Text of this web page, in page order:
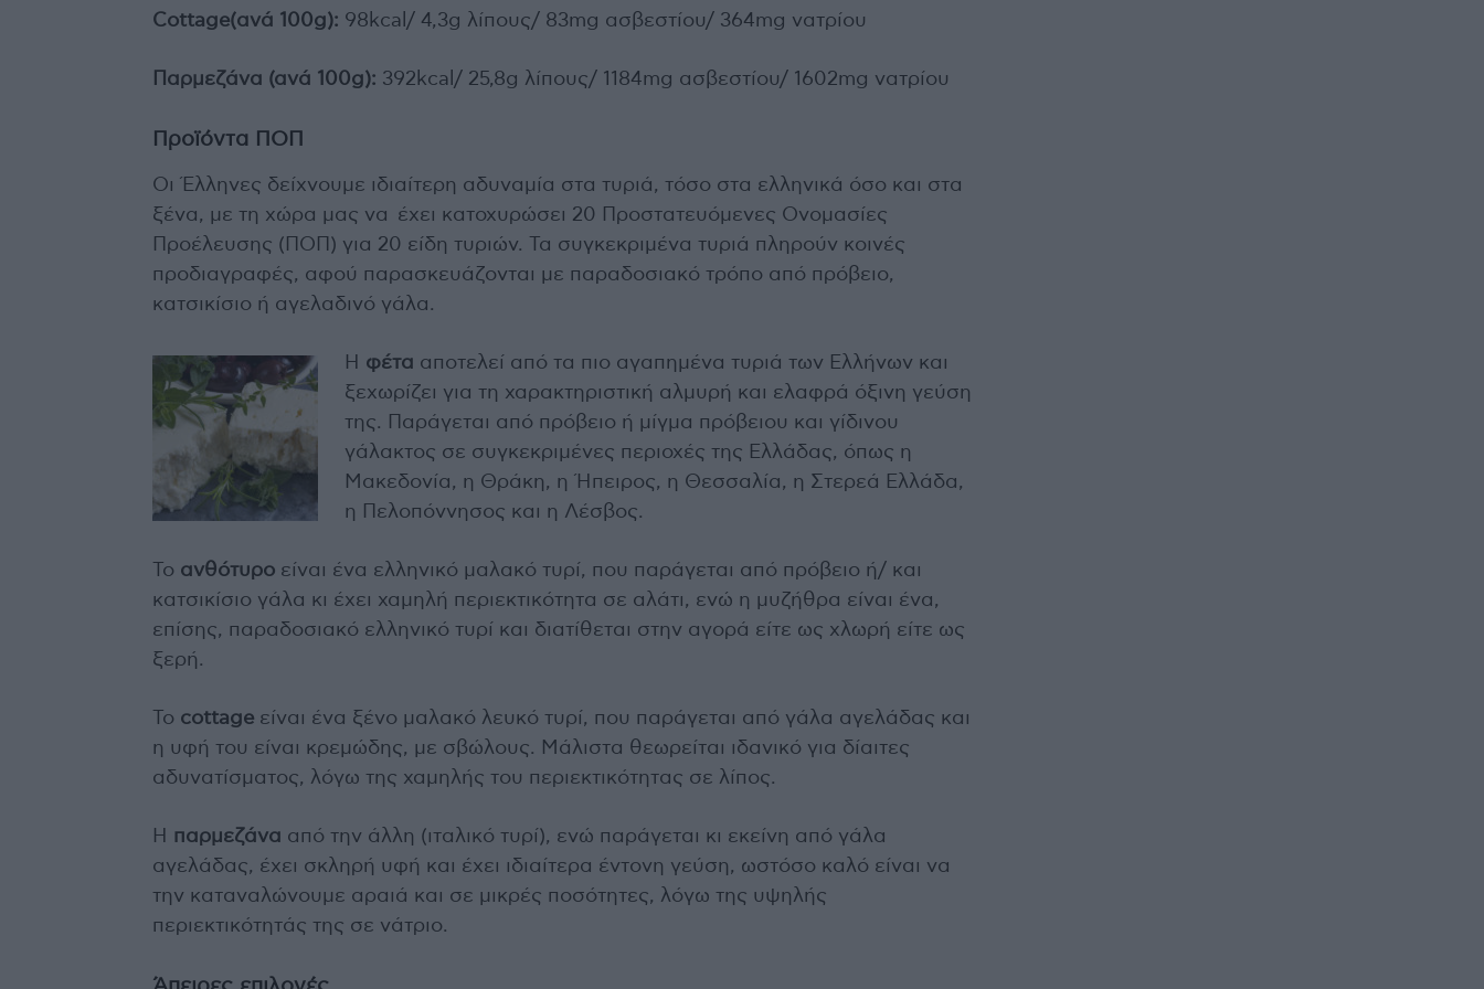
Cottage(ανά 100g): 98kcal/ 4,3g λίπους/ 83mg ασβεστίου/ 364mg νατρίου
Παρμεζάνα (ανά 100g): 392kcal/ 25,8g λίπους/ 1184mg ασβεστίου/ 1602mg νατρίου
Προϊόντα ΠΟΠ
Οι Έλληνες δείχνουμε ιδιαίτερη αδυναμία στα τυριά, τόσο στα ελληνικά όσο και στα
ξένα, με τη χώρα μας να έχει κατοχυρώσει 20 Προστατευόμενες Ονομασίες
Προέλευσης (ΠΟΠ) για 20 είδη τυριών. Τα συγκεκριμένα τυριά πληρούν κοινές
προδιαγραφές, αφού παρασκευάζονται με παραδοσιακό τρόπο από πρόβειο,
κατσικίσιο ή αγελαδινό γάλα.
Η φέτα αποτελεί από τα πιο αγαπημένα τυριά των Ελλήνων και
ξεχωρίζει για τη χαρακτηριστική αλμυρή και ελαφρά όξινη γεύση
της. Παράγεται από πρόβειο ή μίγμα πρόβειου και γίδινου
γάλακτος σε συγκεκριμένες περιοχές της Ελλάδας, όπως η
Μακεδονία, η Θράκη, η Ήπειρος, η Θεσσαλία, η Στερεά Ελλάδα,
η Πελοπόννησος και η Λέσβος.
Το ανθότυρο είναι ένα ελληνικό μαλακό τυρί, που παράγεται από πρόβειο ή/ και
κατσικίσιο γάλα κι έχει χαμηλή περιεκτικότητα σε αλάτι, ενώ η μυζήθρα είναι ένα,
επίσης, παραδοσιακό ελληνικό τυρί και διατίθεται στην αγορά είτε ως χλωρή είτε ως
ξερή.
Το cottage είναι ένα ξένο μαλακό λευκό τυρί, που παράγεται από γάλα αγελάδας και
η υφή του είναι κρεμώδης, με σβώλους. Μάλιστα θεωρείται ιδανικό για δίαιτες
αδυνατίσματος, λόγω της χαμηλής του περιεκτικότητας σε λίπος.
Η παρμεζάνα από την άλλη (ιταλικό τυρί), ενώ παράγεται κι εκείνη από γάλα
αγελάδας, έχει σκληρή υφή και έχει ιδιαίτερα έντονη γεύση, ωστόσο καλό είναι να
την καταναλώνουμε αραιά και σε μικρές ποσότητες, λόγω της υψηλής
περιεκτικότητάς της σε νάτριο.